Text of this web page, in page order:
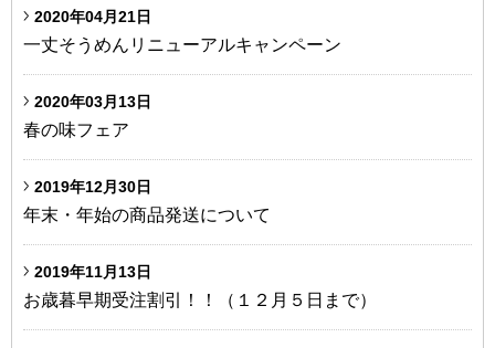
2020年04月21日
一丈そうめんリニューアルキャンペーン
2020年03月13日
春の味フェア
2019年12月30日
年末・年始の商品発送について
2019年11月13日
お歳暮早期受注割引！！（１２月５日まで）